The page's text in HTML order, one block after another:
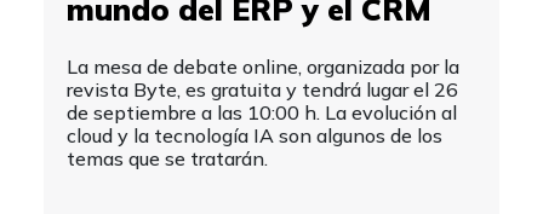
mundo del ERP y el CRM
La mesa de debate online, organizada por la
revista Byte, es gratuita y tendrá lugar el 26
de septiembre a las 10:00 h. La evolución al
cloud y la tecnología IA son algunos de los
temas que se tratarán.